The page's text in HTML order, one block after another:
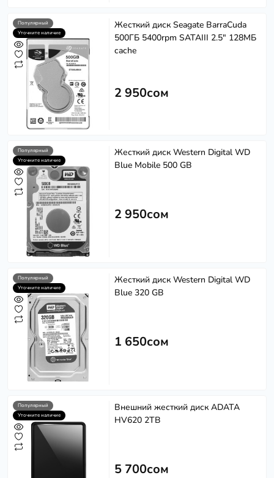
Популярный
Уточните наличие
Жесткий диск Seagate BarraCuda
500ГБ 5400rpm SATAIII 2.5" 128МБ
cache
2 950сом
Популярный
Уточните наличие
Жесткий диск Western Digital WD
Blue Mobile 500 GB
2 950сом
Популярный
Уточните наличие
Жесткий диск Western Digital WD
Blue 320 GB
1 650сом
Популярный
Уточните наличие
Внешний жесткий диск ADATA
HV620 2TB
5 700сом